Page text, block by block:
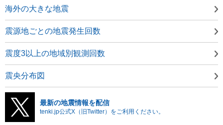
海外の大きな地震
震源地ごとの地震発生回数
震度3以上の地域別観測回数
震央分布図
最新の地震情報を配信
tenki.jp公式X（旧Twitter）をご利用ください。